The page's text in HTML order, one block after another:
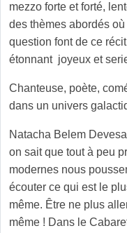
mezzo forte et forté,
des thèmes abordés
question font de ce
étonnant joyeux et
Chanteuse, poète,
dans un univers
Natacha Belem
on sait que tout à peu
modernes nous
écouter ce qui est le
même. Être ne plus
même ! Dans le